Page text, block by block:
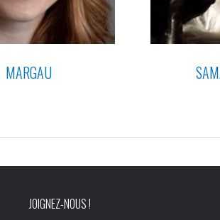
MARGAU
JOIGNEZ-NOUS !